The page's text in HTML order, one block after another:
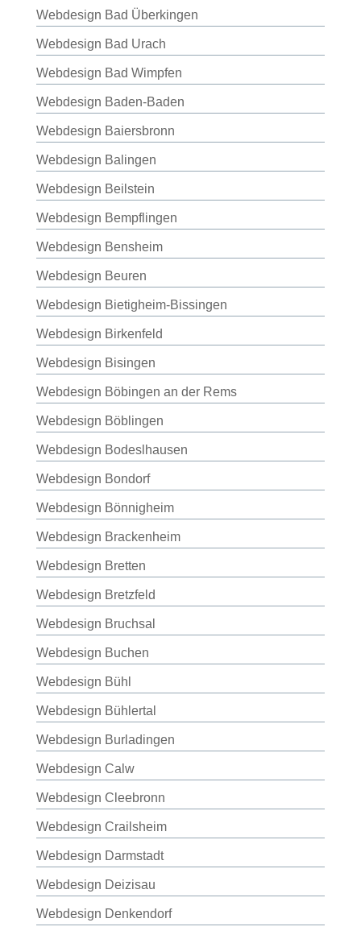
Webdesign Bad Überkingen
Webdesign Bad Urach
Webdesign Bad Wimpfen
Webdesign Baden-Baden
Webdesign Baiersbronn
Webdesign Balingen
Webdesign Beilstein
Webdesign Bempflingen
Webdesign Bensheim
Webdesign Beuren
Webdesign Bietigheim-Bissingen
Webdesign Birkenfeld
Webdesign Bisingen
Webdesign Böbingen an der Rems
Webdesign Böblingen
Webdesign Bodeslhausen
Webdesign Bondorf
Webdesign Bönnigheim
Webdesign Brackenheim
Webdesign Bretten
Webdesign Bretzfeld
Webdesign Bruchsal
Webdesign Buchen
Webdesign Bühl
Webdesign Bühlertal
Webdesign Burladingen
Webdesign Calw
Webdesign Cleebronn
Webdesign Crailsheim
Webdesign Darmstadt
Webdesign Deizisau
Webdesign Denkendorf